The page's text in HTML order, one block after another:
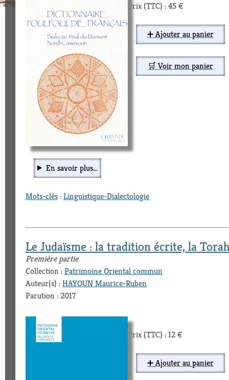
Prix (TTC) : 45 €
➕ Ajouter au panier
🛒 Voir mon panier
En savoir plus...
Mots-clés:Linguistique-Dialectologie
Le Judaïsme : la tradition écrite, la
Première partie
Collection :Patrimoine Oriental commun
Auteur(s) :HAYOUN Maurice-Ruben
Parution : 2017
Prix (TTC) : 12 €
➕ Ajouter au panier